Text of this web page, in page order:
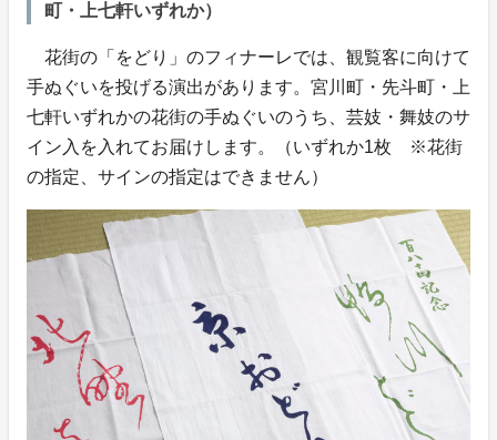
町・上七軒いずれか）
花街の「をどり」のフィナーレでは、観覧客に向けて
手ぬぐいを投げる演出があります。宮川町・先斗町・上
七軒いずれかの花街の手ぬぐいのうち、芸妓・舞妓のサ
イン入を入れてお届けします。（いずれか1枚 ※花街
の指定、サインの指定はできません）